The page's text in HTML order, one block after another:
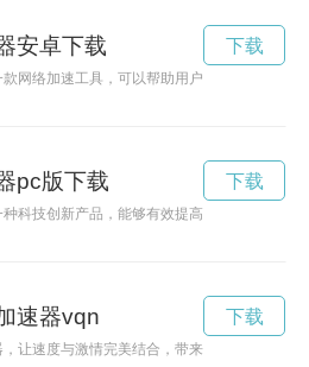
安卓下载
网络加速工具，可以帮助用户提高网络速度
下载
pc版下载
科技创新产品，能够有效提高网络速度，让
下载
速器vqn
让速度与激情完美结合，带来震撼的驾驶体
下载